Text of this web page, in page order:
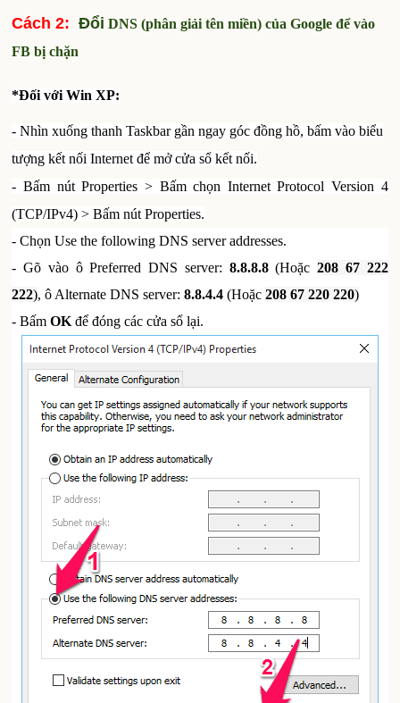
Cách 2: Đổi DNS (phân giải tên miền) của Google để vào
FB bị chặn
*Đối với Win XP:
-Nhìn xuống thanh Taskbar gần ngay góc đồng hồ, bấm vào biểu
tượng kết nối Internet để mở cửa sổ kết nối.
-Bấm nút Properties > Bấm chọn Internet Protocol Version 4
(TCP/IPv4) > Bấm nút Properties.
-Chọn Use the following DNS server addresses.
-Gõ vào ô Preferred DNS server: 8.8.8.8(Hoặc 208 67 222
222),ô Alternate DNS server:8.8.4.4(Hoặc 208 67 220 220)
-BấmOK để đóng các cửa sổ lại.